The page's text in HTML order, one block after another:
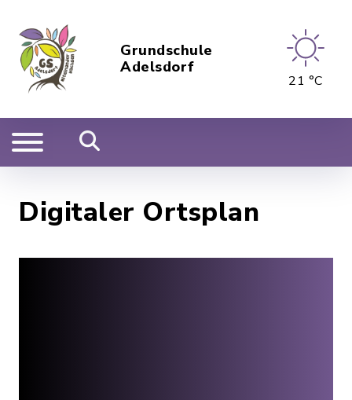
Grundschule
Adelsdorf
21 °C
Digitaler Ortsplan